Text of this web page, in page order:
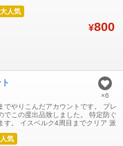
るのは1回のみです。トラブル防止
大人気
¥800
でやりこんだアカウントです。 プレ
でこの度出品致しました。 特定防ぐ
す。 イスベルク4周目までクリア 派
だ残ってます 冒険者の遺骸 100以
人気
×6